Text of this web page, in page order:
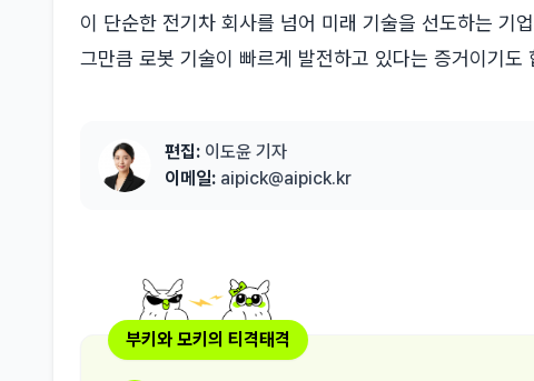
이 단순한 전기차 회사를 넘어 미래 기술을 선도하는 기
그만큼 로봇 기술이 빠르게 발전하고 있다는 증거이기도
편집: 이도윤 기자
이메일: aipick@aipick.kr
부키와 모키의 티격태격